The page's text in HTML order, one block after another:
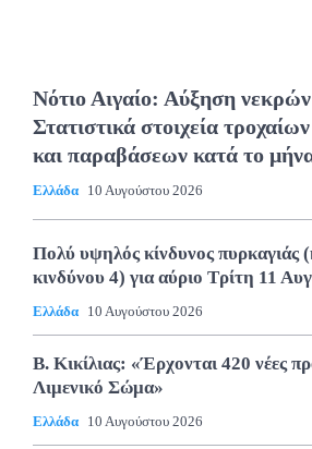
Νότιο Αιγαίο: Αύξηση
Στατιστικά στοιχεία
και παραβάσεων κατά το
Ελλάδα 10 Αυγούστου 2026
Πολύ υψηλός κίνδυνος πυρκαγιάς
κινδύνου 4) για αύριο Τρίτη 11
Ελλάδα 10 Αυγούστου 2026
Β. Κικίλιας: «Έρχονται 420 νέες
Λιμενικό Σώμα»
Ελλάδα 10 Αυγούστου 2026